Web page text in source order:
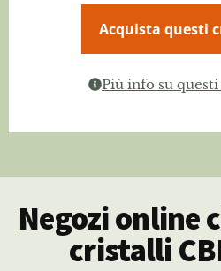
Acquista questi
Più info su
Negozi online
cristalli